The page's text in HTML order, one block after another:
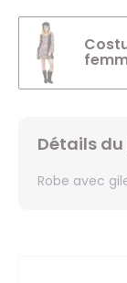
Détails
Robe avec